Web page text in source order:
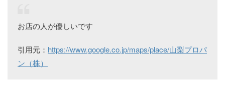
お店の人が優しいです
引用元： https://www.google.co.jp/maps/place/山梨プロパ
ン（株）